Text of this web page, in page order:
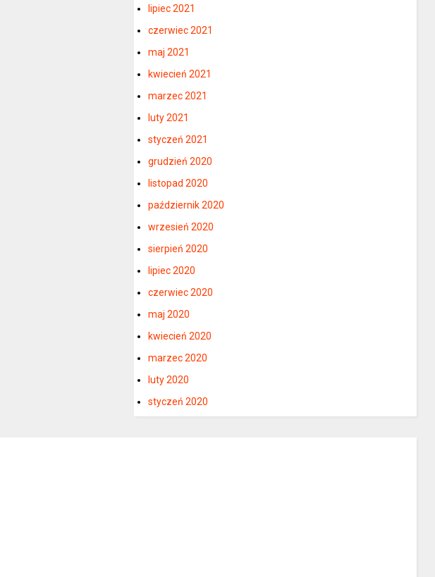
lipiec 2021
czerwiec 2021
maj 2021
kwiecień 2021
marzec 2021
luty 2021
styczeń 2021
grudzień 2020
listopad 2020
październik 2020
wrzesień 2020
sierpień 2020
lipiec 2020
czerwiec 2020
maj 2020
kwiecień 2020
marzec 2020
luty 2020
styczeń 2020